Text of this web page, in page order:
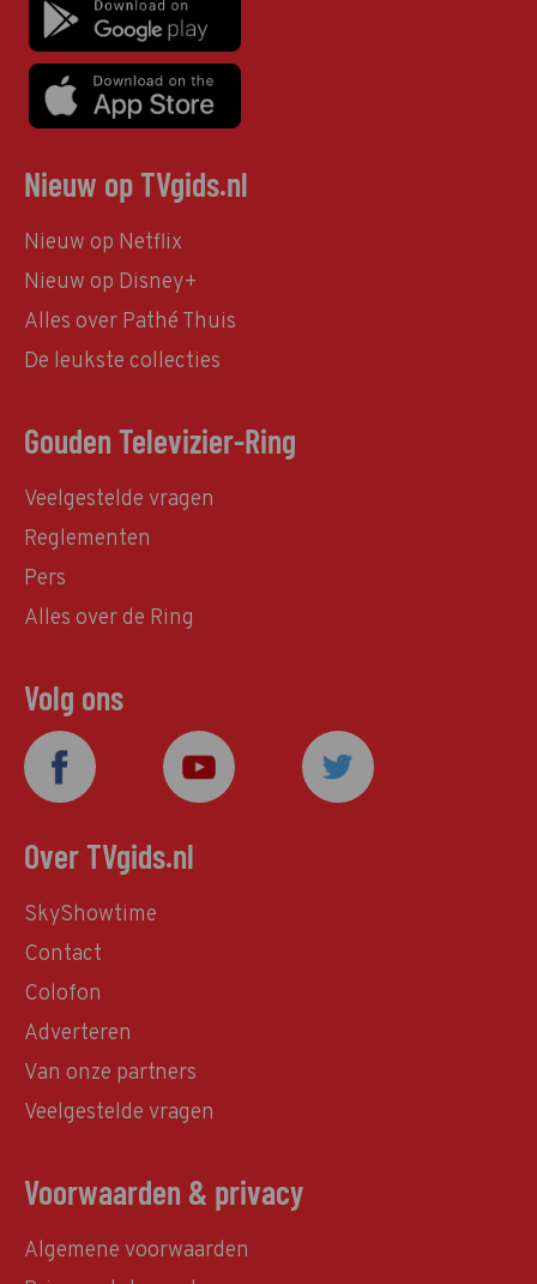
Nieuw op TVgids.nl
Nieuw op Netflix
Nieuw op Disney+
Alles over Pathé Thuis
De leukste collecties
Gouden Televizier-Ring
Veelgestelde vragen
Reglementen
Pers
Alles over de Ring
Volg ons
Over TVgids.nl
SkyShowtime
Contact
Colofon
Adverteren
Van onze partners
Veelgestelde vragen
Voorwaarden & privacy
Algemene voorwaarden